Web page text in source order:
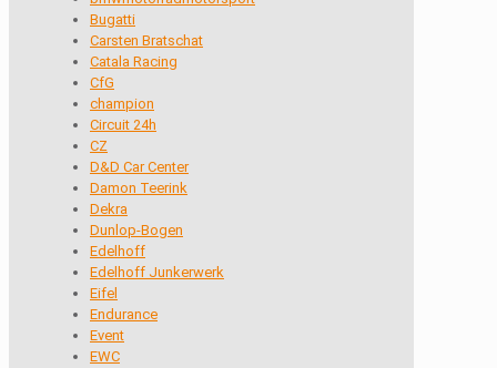
Bugatti
Carsten Bratschat
Catala Racing
CfG
champion
Circuit 24h
CZ
D&D Car Center
Damon Teerink
Dekra
Dunlop-Bogen
Edelhoff
Edelhoff Junkerwerk
Eifel
Endurance
Event
EWC